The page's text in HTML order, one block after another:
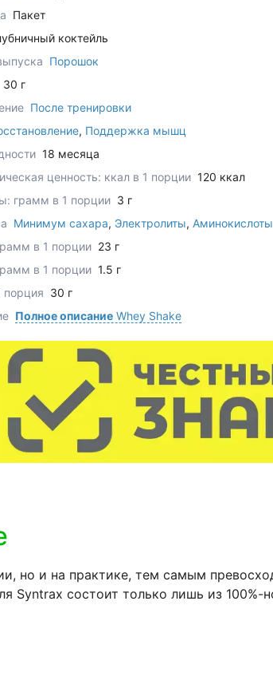
Пакет
коктейль
Порошок
30 г
После тренировки
, Поддержка мышц
18 месяца
ценность: ккал в 1 порции 120 ккал
грамм в 1 порции 3 г
Минимум сахара, Электролиты, Аминокислоты
в 1 порции 23 г
в 1 порции 1.5 г
порция 30 г
Полное описаниеWhey Shake
но и на практике, тем самым
состоит только лишь из 100%-